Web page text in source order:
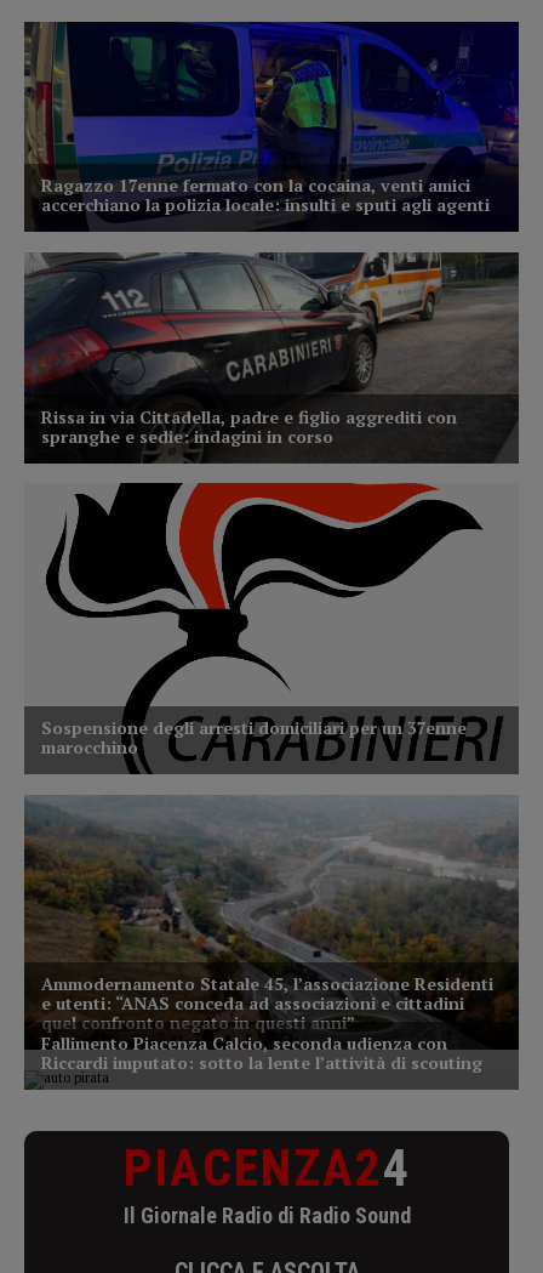
PIACENZA24
Il Giornale Radio di Radio Sound